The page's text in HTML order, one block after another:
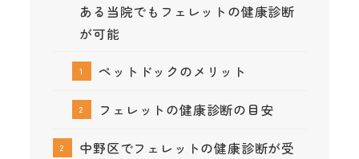
ある当院でもフェレットの健康診断
が可能
ペットドックのメリット
フェレットの健康診断の目安
中野区でフェレットの健康診断が受